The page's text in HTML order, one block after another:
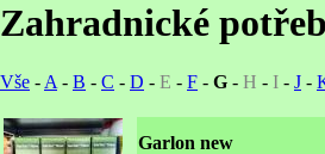
Zahradnické
Vše - A - B - C - D - E - F - G - H - I - J -
Garlon new